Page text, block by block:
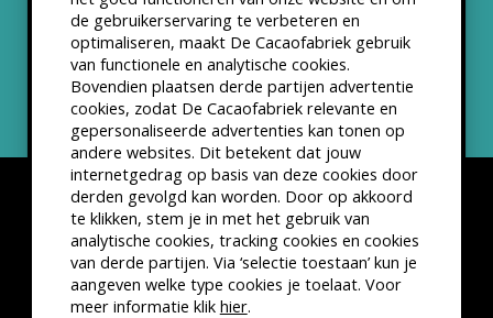
de gebruikerservaring te verbeteren en
optimaliseren, maakt De Cacaofabriek gebruik
van functionele en analytische cookies.
Bovendien plaatsen derde partijen advertentie
cookies, zodat De Cacaofabriek relevante en
gepersonaliseerde advertenties kan tonen op
andere websites. Dit betekent dat jouw
internetgedrag op basis van deze cookies door
derden gevolgd kan worden. Door op akkoord
te klikken, stem je in met het gebruik van
analytische cookies, tracking cookies en cookies
van derde partijen. Via ‘selectie toestaan’ kun je
aangeven welke type cookies je toelaat. Voor
meer informatie klik hier.
Nieuwsbrief
Disclaimer Privacyverklaring
Kleine lettertjes
VSCD Bezoekersvoorwaarden